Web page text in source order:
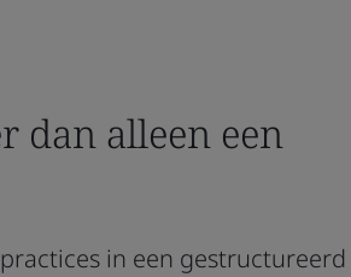
dan alleen een
in een gestructureerd